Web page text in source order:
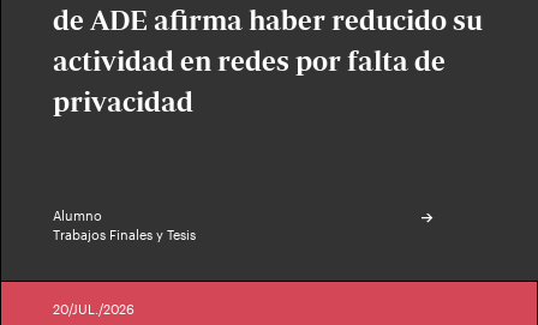
de ADE afirma haber reducido su
actividad en redes por falta de
privacidad
Alumno
Trabajos Finales y Tesis
20/JUL./2026